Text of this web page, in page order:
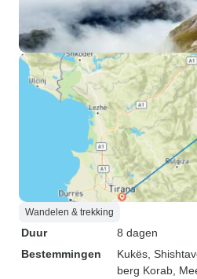
Wandelen & trekking
Duur
8 dagen
Bestemmingen
Kukës ,
berg Korab ,